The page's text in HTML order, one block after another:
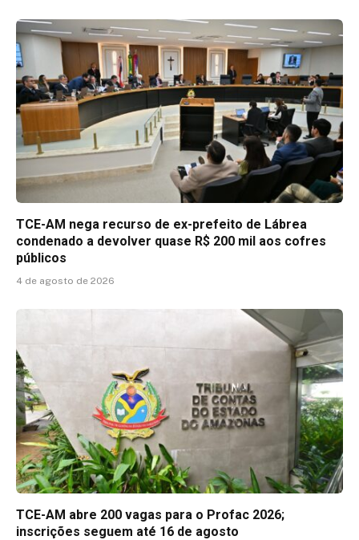
TCE-AM nega recurso de ex-prefeito de Lábrea
condenado a devolver quase R$ 200 mil aos cofres
públicos
4 de agosto de 2026
TCE-AM abre 200 vagas para o Profac 2026;
inscrições seguem até 16 de agosto